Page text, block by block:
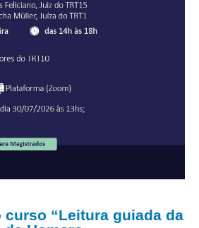
ao Cidadão
e Instrumentos
curso “Leitura guiada da